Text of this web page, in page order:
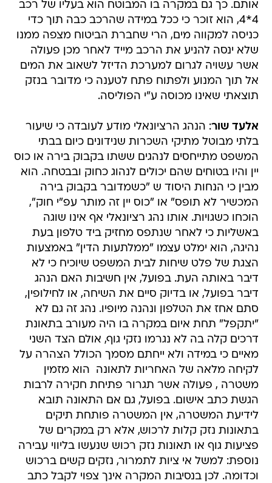
אותם. כך גם במקרה בו המבוטח הוא בעליו של רכב
4*4, הוא זוכר כי ככל במידה שהרכב כבה תוך כדי
כניסה למקווה מים, הרי שחברת הביטוח מצפה ממנו
שלא ינסה להניע את הרכב מייד לאחר מכן פעולה
אשר עשויה לגרום למערכת הדיזל לשאוב את המים
אל תוך המנוע ולפתוח פתח לטענה כי מדובר בנזק
תוצאתי שאינו מכוסה ע"י הפוליסה.
אלעד שור: הנהג הרציונאלי מודע לעובדה כי שיעור
בלתי מבוטל מתיקי השכרות שנידונים כיום בבתי
המשפט מתייחסים לנהגים ששתו בקבוק בירה או כוס
יין והיו בטוחים שהם יכולים לנהוג כחוק ובבטחה. הוא
מבין כי הנחות היסוד ש "כשמדובר בקבוק בירה
המכשיר לא תופס" או "כוס יין זה מותר עפ"י חוק",
הוכחו כשגויות. אותו נהג רציונאלי אף אינו שוגה
באשליות כי לאחר שנתפס מחזיק ביד טלפון בעת
נהיגה, הוא ימלט עצמו "ממלתעות הדין" באמצעות
הצגת של פלט שיחות לבית המשפט שיוכיח כי לא
דיבר באותה העת. בפועל, אין חשיבות האם הנהג
דיבר בפועל, או בדיוק סיים את השיחה, או לחילופין,
סתם אחז את הטלפון ונהנה מיופיו. נהג זה גם לא
"יתקפל" תחת איום במקרה בו היה מעורב בתאונת
דרכים קלה בה לא נגרמו נזקי גוף, אולם הצד השני
מאיים כי במידה ולא ייחתם מסמך הכולל הצהרה על
לקיחה מלאה של האחריות לתאונה  הוא מזמין
משטרה , פעולה אשר תגרור פתיחת חקירה לרבות
הגשת כתב אישום. בפועל, גם אם התאונה תובא
לידיעת המשטרה, אין המשטרה פותחת תיקים
בתאונות נזק קלות לרכוש, אלא רק במקרים של
פציעות גוף או תאונות נזק רכוש שנעשו בליווי עבירה
נוספת: למשל אי ציות לתמרור, נזקים קשים ברכוש
וכדומה. לכן בנסיבות המקרה אינך צפוי לקבל כתב